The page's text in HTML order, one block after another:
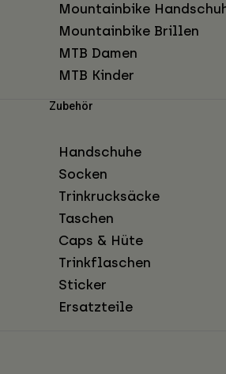
Mountainbike
Mountainbike Brillen
MTB Damen
MTB Kinder
Zubehör
Handschuhe
Socken
Trinkrucksäcke
Taschen
Caps & Hüte
Trinkflaschen
Sticker
Ersatzteile